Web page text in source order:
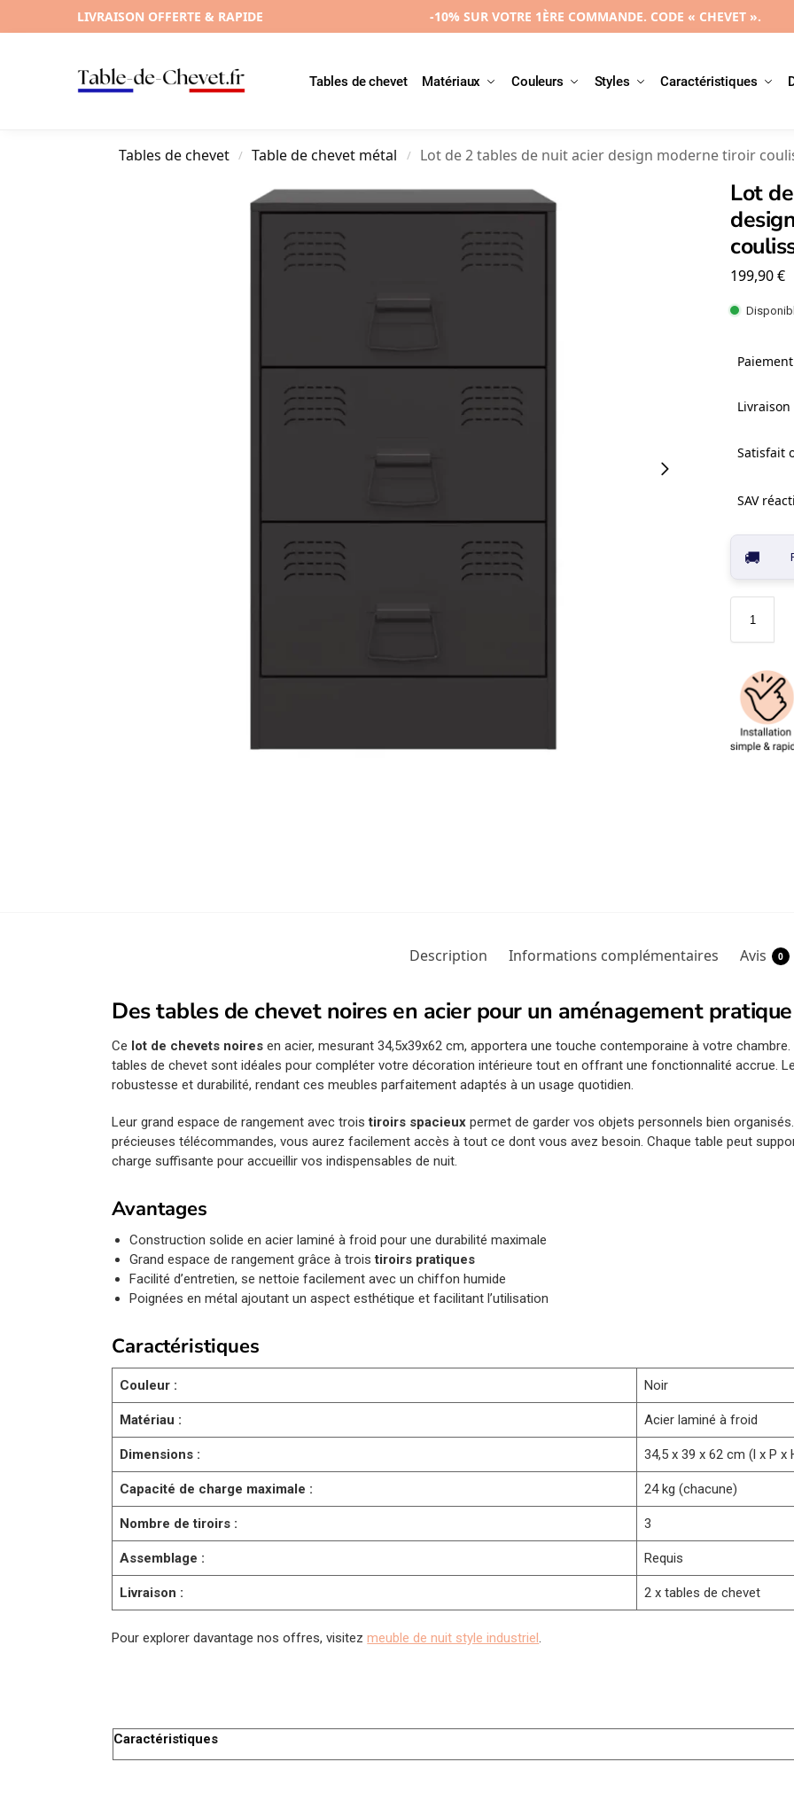
LIVRAISON OFFERTE & RAPIDE -10% SUR VOTRE 1ÈRE COMMANDE. CODE « CHEVET ».
Tables de chevet Matériaux Couleurs Styles Caractéristiques
Tables de chevet / Table de chevet métal / Lot de 2 tables de nuit acier design moderne tiroir
Lot
199,90€
Satisfait
SAV
Description Informations complémentaires Avis 0
Des tables de chevet noires en acier pour un aménagement
Ce lot de chevets noires en acier, mesurant 34,5x39x62 cm, apportera une touche contemporaine à votre
tables de chevet sont idéales pour compléter votre décoration intérieure tout en offrant une fonctionnalité accrue.
robustesse et durabilité, rendant ces meubles parfaitement adaptés à un usage quotidien.
Leur grand espace de rangement avec troistiroirs spacieux permet de garder vos objets personnels bien
précieuses télécommandes, vous aurez facilement accès à tout ce dont vous avez besoin. Chaque table peut
charge suffisante pour accueillir vos indispensables de nuit.
Avantages
Construction solide en acier laminé à froid pour une durabilité maximale
Grand espace de rangement grâce à troistiroirs pratiques
Facilité d’entretien, se nettoie facilement avec un chiffon humide
Poignées en métal ajoutant un aspect esthétique et facilitant l’utilisation
Caractéristiques
Couleur : Noir
Matériau : Acier laminé à froid
Dimensions : 34,5 x 39 x 62 cm (l x P x
Capacité de charge maximale : 24 kg (chacune)
Nombre de tiroirs : 3
Assemblage : Requis
Livraison : 2 x tables de chevet
Pour explorer davantage nos offres, visitezmeuble de nuit style industriel.
Caractéristiques